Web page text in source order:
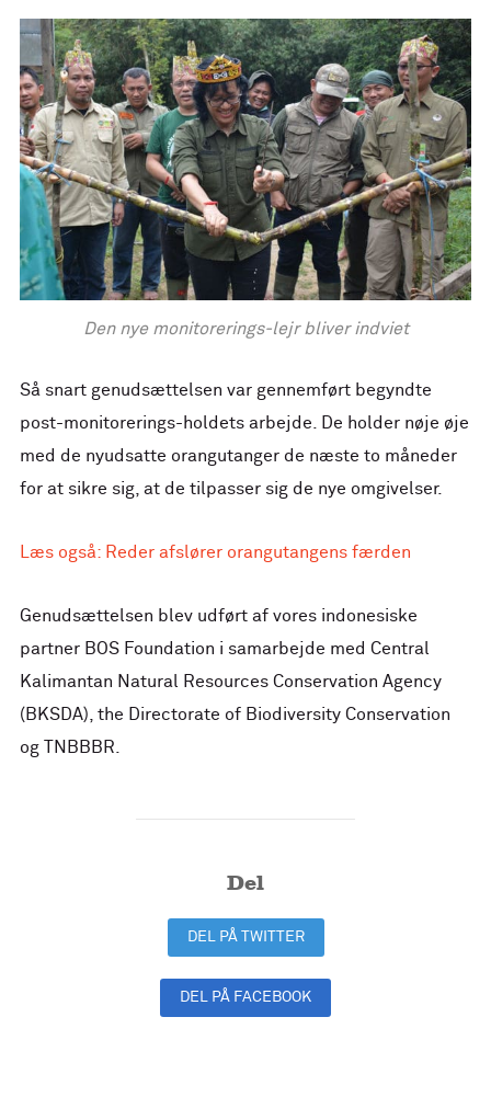
Den nye monitorerings-lejr bliver indviet
Så snart genudsættelsen var gennemført begyndte
post-monitorerings-holdets arbejde. De holder nøje øje
med de nyudsatte orangutanger de næste to måneder
for at sikre sig, at de tilpasser sig de nye omgivelser.
Læs også: Reder afslører orangutangens færden
Genudsættelsen blev udført af vores indonesiske
partner BOS Foundation i samarbejde med Central
Kalimantan Natural Resources Conservation Agency
(BKSDA), the Directorate of Biodiversity Conservation
og TNBBBR.
Del
DEL PÅ TWITTER
DEL PÅ FACEBOOK